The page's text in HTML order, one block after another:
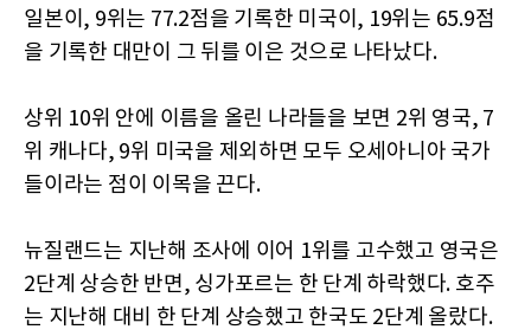
일본이, 9위는 77.2점을 기록한 미국이, 19위는 65.9점
을 기록한 대만이 그 뒤를 이은 것으로 나타났다.
상위 10위 안에 이름을 올린 나라들을 보면 2위 영국, 7
위 캐나다, 9위 미국을 제외하면 모두 오세아니아 국가
들이라는 점이 이목을 끈다.
뉴질랜드는 지난해 조사에 이어 1위를 고수했고 영국은
2단계 상승한 반면, 싱가포르는 한 단계 하락했다. 호주
는 지난해 대비 한 단계 상승했고 한국도 2단계 올랐다.